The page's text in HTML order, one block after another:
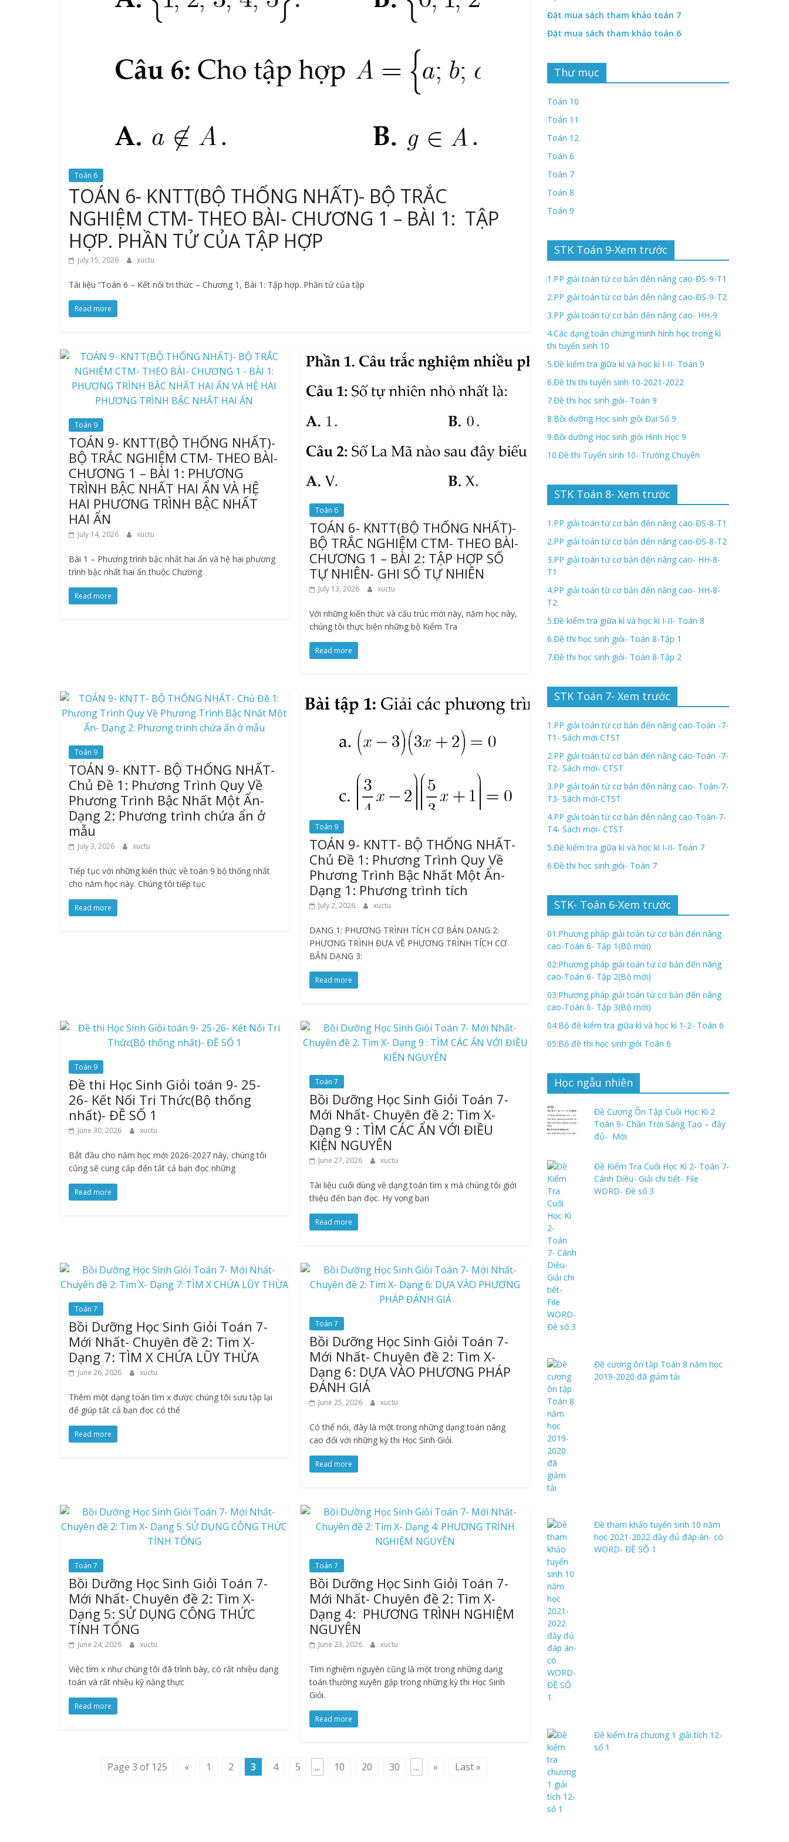
Toán 6
TOÁN 6- KNTT(BỘ THỐNG NHẤT)- BỘ TRẮC
NGHIỆM CTM- THEO BÀI- CHƯƠNG 1 – BÀI 1: TẬP
HỢP. PHẦN TỬ CỦA TẬP HỢP
July 15, 2026 xuctu
Tài liệu “Toán 6 – Kết nối tri thức – Chương 1, Bài 1: Tập hợp. Phần tử của tập
Read more
Toán 9
TOÁN 9- KNTT(BỘ THỐNG NHẤT)-
BỘ TRẮC NGHIỆM CTM- THEO BÀI-
CHƯƠNG 1 – BÀI 1: PHƯƠNG
TRÌNH BẬC NHẤT HAI ẨN VÀ HỆ
HAI PHƯƠNG TRÌNH BẬC NHẤT
HAI ẨN
July 14, 2026 xuctu
Bài 1 – Phương trình bậc nhất hai ẩn và hệ hai phương
trình bậc nhất hai ẩn thuộc Chương
Read more
Toán 6
TOÁN 6- KNTT(BỘ THỐNG NHẤT)-
BỘ TRẮC NGHIỆM CTM- THEO BÀI-
CHƯƠNG 1 – BÀI 2: TẬP HỢP SỐ
TỰ NHIÊN- GHI SỐ TỰ NHIÊN
July 13, 2026 xuctu
Với những kiến thức và cấu trúc mới này, năm học này,
chúng tôi thực hiện những bộ Kiểm Tra
Read more
Toán 9
TOÁN 9- KNTT- BỘ THỐNG NHẤT-
Chủ Đề 1: Phương Trình Quy Về
Phương Trình Bậc Nhất Một Ẩn-
Dạng 2: Phương trình chứa ẩn ở
mẫu
July 3, 2026 xuctu
Tiếp tục với những kiến thức về toán 9 bộ thống nhất
cho năm học này. Chúng tôi tiếp tục
Read more
Toán 9
TOÁN 9- KNTT- BỘ THỐNG NHẤT-
Chủ Đề 1: Phương Trình Quy Về
Phương Trình Bậc Nhất Một Ẩn-
Dạng 1: Phương trình tích
July 2, 2026 xuctu
DẠNG 1: PHƯƠNG TRÌNH TÍCH CƠ BẢN DẠNG 2:
PHƯƠNG TRÌNH ĐƯA VỀ PHƯƠNG TRÌNH TÍCH CƠ
BẢN DẠNG 3:
Read more
Toán 9
Đề thi Học Sinh Giỏi toán 9- 25-
26- Kết Nối Tri Thức(Bộ thống
nhất)- ĐỀ SỐ 1
June 30, 2026 xuctu
Bắt đầu cho năm học mới 2026-2027 này, chúng tôi
cũng sẽ cung cấp đến tất cả bạn đọc những
Read more
Toán 7
Bồi Dưỡng Học Sinh Giỏi Toán 7-
Mới Nhất- Chuyên đề 2: Tìm X-
Dạng 9 : TÌM CÁC ẨN VỚI ĐIỀU
KIỆN NGUYÊN
June 27, 2026 xuctu
Tài liệu cuối dùng về dạng toán tìm x mà chúng tôi giới
thiệu đến bạn đọc. Hy vọng bạn
Read more
Toán 7
Bồi Dưỡng Học Sinh Giỏi Toán 7-
Mới Nhất- Chuyên đề 2: Tìm X-
Dạng 7: TÌM X CHỨA LŨY THỪA
June 26, 2026 xuctu
Thêm một dạng toán tìm x được chúng tôi sưu tập lại
để giúp tất cả bạn đọc có thể
Read more
Toán 7
Bồi Dưỡng Học Sinh Giỏi Toán 7-
Mới Nhất- Chuyên đề 2: Tìm X-
Dạng 6: DỰA VÀO PHƯƠNG PHÁP
ĐÁNH GIÁ
June 25, 2026 xuctu
Có thể nói, đây là một trong những dạng toán nâng
cao đối với những kỳ thi Học Sinh Giỏi.
Read more
Toán 7
Bồi Dưỡng Học Sinh Giỏi Toán 7-
Mới Nhất- Chuyên đề 2: Tìm X-
Dạng 5: SỬ DỤNG CÔNG THỨC
TÍNH TỔNG
June 24, 2026 xuctu
Việc tìm x như chúng tôi đã trình bày, có rất nhiều dạng
toán và rất nhiều kỹ năng thực
Read more
Toán 7
Bồi Dưỡng Học Sinh Giỏi Toán 7-
Mới Nhất- Chuyên đề 2: Tìm X-
Dạng 4: PHƯƠNG TRÌNH NGHIỆM
NGUYÊN
June 23, 2026 xuctu
Tìm nghiệm nguyên cũng là một trong những dạng
toán thường xuyên gặp trong những kỳ thi Học Sinh
Giỏi.
Read more
Page 3 of 125 « 1 2 3 4 5 ... 10 20 30 ... » Last »
Đặt mua sách tham khảo toán 7
Đặt mua sách tham khảo toán 6
Thư mục
Toán 10
Toán 11
Toán 12
Toán 6
Toán 7
Toán 8
Toán 9
STK Toán 9-Xem trước
1.PP giải toán từ cơ bản đến nâng cao-ĐS-9-T1
2.PP giải toán từ cơ bản đến nâng cao-ĐS-9-T2
3.PP giải toán từ cơ bản đến nâng cao- HH-9
4.Các dạng toán chứng minh hình học trong kì
thi tuyển sinh 10
5.Đề kiểm tra giữa kì và học kì I-II- Toán 9
6.Đề thi thi tuyển sinh 10-2021-2022
7.Đề thi học sinh giỏi- Toán 9
8.Bồi dưỡng Học sinh giỏi Đại Số 9
9.Bồi dưỡng Học sinh giỏi Hình Học 9
10.Đề thi Tuyển sinh 10- Trường Chuyên
STK Toán 8- Xem trước
1.PP giải toán từ cơ bản đến nâng cao-ĐS-8-T1
2.PP giải toán từ cơ bản đến nâng cao-ĐS-8-T2
3.PP giải toán từ cơ bản đến nâng cao- HH-8-
T1
4.PP giải toán từ cơ bản đến nâng cao- HH-8-
T2
5.Đề kiểm tra giữa kì và học kì I-II- Toán 8
6.Đề thi học sinh giỏi- Toán 8-Tập 1
7.Đề thi học sinh giỏi- Toán 8-Tập 2
STK Toán 7- Xem trước
1.PP giải toán từ cơ bản đến nâng cao-Toán -7-
T1- Sách mới CTST
2.PP giải toán từ cơ bản đến nâng cao-Toán -7-
T2- Sách mới- CTST
3.PP giải toán từ cơ bản đến nâng cao- Toán-7-
T3- Sách mới-CTST
4.PP giải toán từ cơ bản đến nâng cao-Toán-7-
T4- Sách mới- CTST
5.Đề kiểm tra giữa kì và học kì I-II- Toán 7
6.Đề thi học sinh giỏi- Toán 7
STK- Toán 6-Xem trước
01:Phương pháp giải toán từ cơ bản đến nâng
cao-Toán 6- Tập 1(Bộ mới)
02:Phương pháp giải toán từ cơ bản đến nâng
cao-Toán 6- Tập 2(Bộ mới)
03:Phương pháp giải toán từ cơ bản đến nâng
cao-Toán 6- Tập 3(Bộ mới)
04:Bộ đề kiểm tra giữa kì và học kì 1-2- Toán 6
05:Bộ đề thi học sinh giỏi Toán 6
Học ngẫu nhiên
Đề Cương Ôn Tập Cuối Học Kì 2
Toán 9- Chân Trời Sáng Tạo – đầy
đủ- Mới
Đề Kiểm Tra Cuối Học Kì 2- Toán 7-
Cánh Diều- Giải chi tiết- File
WORD- Đề số 3
Đề cương ôn tập Toán 8 năm học
2019-2020 đã giảm tải
Đề tham khảo tuyển sinh 10 năm
học 2021-2022 đầy đủ đáp án- có
WORD- ĐỀ SỐ 1
Đề kiểm tra chương 1 giải tích 12-
số 1